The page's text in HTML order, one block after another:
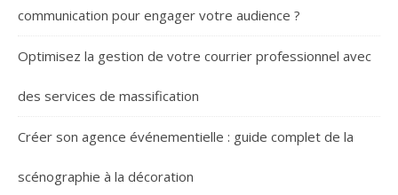
communication pour engager votre audience ?
Optimisez la gestion de votre courrier professionnel avec
des services de massification
Créer son agence événementielle : guide complet de la
scénographie à la décoration